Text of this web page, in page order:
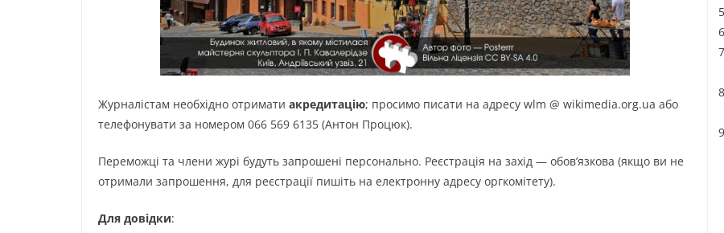
Журналістам необхідно отримати акредитацію; просимо писати на адресу wlm @ wikimedia.org.ua або
телефонувати за номером 066 569 6135 (Антон Процюк).
Переможці та члени журі будуть запрошені персонально. Реєстрація на захід — обов’язкова (якщо ви не
отримали запрошення, для реєстрації пишіть на електронну адресу оргкомітету).
Для довідки: